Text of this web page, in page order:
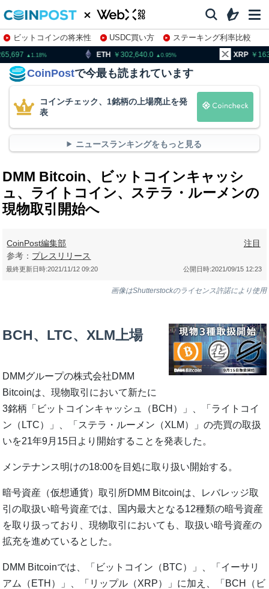
ビットコインの将来性 USDC買い方
ステーキング利率比較
株特集・関連銘柄
ETH 302,640.0 XRP 163.23
CoinPostで今最も読まれています
コインチェック、1銘柄の上場廃止を発
表
ニュースランキングをもっと見る
DMM Bitcoin、ビットコインキャッシ
ュ、ライトコイン、ステラ・ルーメンの
現物取引開始へ
CoinPost編集部
参考： プレスリリース
注目
公開日時:2021/09/15 12:23
最終更新日時:2021/11/12 09:20
画像はShutterstockのライセンス許諾により使用
BCH、LTC、XLM上場
DMMグループの株式会社DMM
Bitcoinは、現物取引において新たに
3銘柄「ビットコインキャッシュ（BCH）」、「ライトコイ
ン（LTC）」、「ステラ・ルーメン（XLM）」の売買の取扱
いを21年9月15日より開始することを発表した。
メンテナンス明けの18:00を目処に取り扱い開始する。
暗号資産（仮想通貨）取引所DMM Bitcoinは、レバレッジ取
引の取扱い暗号資産では、国内最大となる12種類の暗号資産
を取り扱っており、現物取引においても、取扱い暗号資産の
拡充を進めているとした。
DMM Bitcoinでは、「ビットコイン（BTC）」、「イーサリ
アム（ETH）」、「リップル（XRP）」に加え、「BCH（ビ